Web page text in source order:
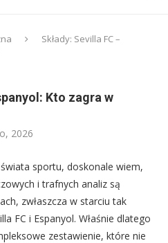
Składy: Sevilla FC –
Kto zagra w
2026
sportu, doskonale wiem,
i trafnych analiz są
zwłaszcza w starciu tak
FC i Espanyol. Właśnie dlatego
zestawienie, które nie